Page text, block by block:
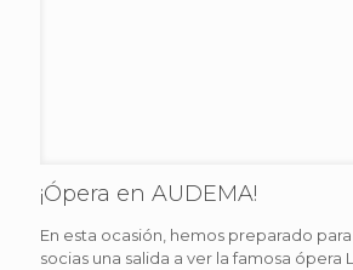
¡Ópera en AUDEMA!
En esta ocasión, hemos preparado
socias una salida a ver la famosa ópera